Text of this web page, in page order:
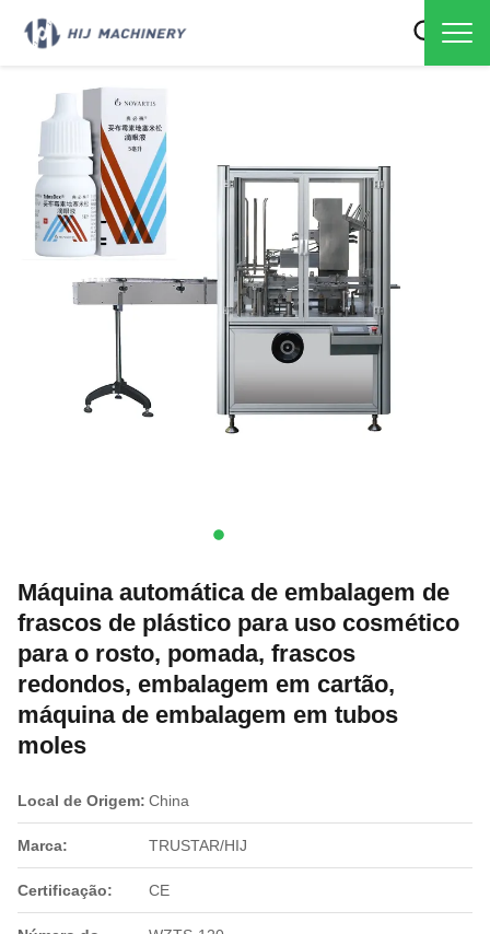
Máquina automática de embalagem de
frascos de plástico para uso cosmético
para o rosto, pomada, frascos
redondos, embalagem em cartão,
máquina de embalagem em tubos
moles
Local de Origem: China
Marca: TRUSTAR/HIJ
Certificação: CE